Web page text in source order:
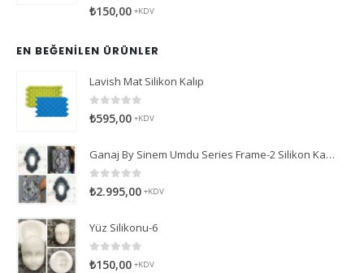
0 5 üzerinden
₺150,00 +KDV
EN BEĞENILEN ÜRÜNLER
Lavish Mat Silikon Kalıp
05 üzerinden
₺595,00 +KDV
Ganaj By Sinem Umdu Series Frame-2 Silikon Kalıp
0 5 üzerinden
₺2.995,00 +KDV
Yüz Silikonu-6
0
₺150,00 +KDV